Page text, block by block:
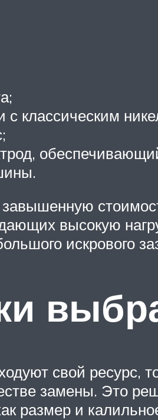
классическим
высокую
искрового
свой
замены. Это
размер и